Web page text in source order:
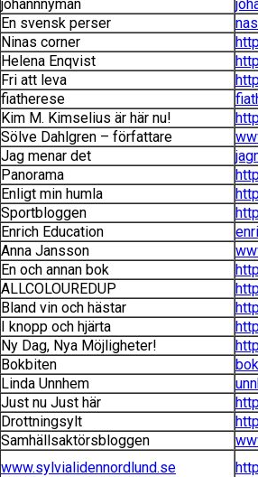
johannnyman
En svensk perser
Ninas corner
Helena Enqvist
Fri att leva
fiatherese
Kim M. Kimselius är här nu!
Sölve Dahlgren – författare
Jag menar det
Panorama
Enligt min humla
Sportbloggen
Enrich Education
Anna Jansson
En och annan bok
ALLCOLOUREDUP
Bland vin och hästar
I knopp och hjärta
Ny Dag, Nya Möjligheter!
Bokbiten
Linda Unnhem
Just nu Just här
Drottningsylt
Samhällsaktörsbloggen
www.sylvialidennordlund.se